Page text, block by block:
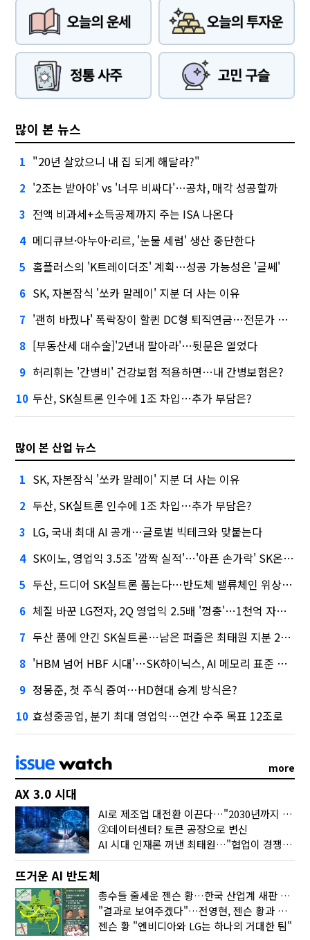
많이 본 뉴스
1 "20년 살았으니 내 집 되게 해달라?"
2 '2조는 받아야' vs '너무 비싸다'…공차, 매각 성공할까
3 전액 비과세+소득공제까지 주는 ISA 나온다
4 메디큐브·아누아·리르, '눈물 세럼' 생산 중단한다
5 홈플러스의 'K트레이더조' 계획…성공 가능성은 '글쎄'
6 SK, 자본잠식 '쏘카 말레이' 지분 더 사는 이유
7 '괜히 바꿨나' 폭락장이 할퀸 DC형 퇴직연금…전문가 조언은
8 [부동산세 대수술]'2년내 팔아라'…뒷문은 열었다
9 허리휘는 '간병비' 건강보험 적용하면…내 간병보험은?
10 두산, SK실트론 인수에 1조 차입…추가 부담은?
많이 본 산업 뉴스
1 SK, 자본잠식 '쏘카 말레이' 지분 더 사는 이유
2 두산, SK실트론 인수에 1조 차입…추가 부담은?
3 LG, 국내 최대 AI 공개…글로벌 빅테크와 맞붙는다
4 SK이노, 영업익 3.5조 '깜짝 실적'…'아픈 손가락' SK온의 반전
5 두산, 드디어 SK실트론 품는다…반도체 밸류체인 위상 강화
6 체질 바꾼 LG전자, 2Q 영업익 2.5배 '껑충'…1천억 자사주 태운다
7 두산 품에 안긴 SK실트론…남은 퍼즐은 최태원 지분 29.4%
8 'HBM 넘어 HBF 시대'…SK하이닉스, AI 메모리 표준 선점 나섰다
9 정몽준, 첫 주식 증여…HD현대 승계 방식은?
10 효성중공업, 분기 최대 영업익…연간 수주 목표 12조로
more
AX 3.0 시대
AI로 제조업 대전환 이끈다…"2030년까지 민관합동 20조 투자"
②데이터센터? 토큰 공장으로 변신
AI 시대 인재론 꺼낸 최태원…"협업이 경쟁력"
뜨거운 AI 반도체
총수들 줄세운 젠슨 황…한국 산업계 새판 짰다
"결과로 보여주겠다"…전영현, 젠슨 황과 HBM5 논의
젠슨 황 "엔비디아와 LG는 하나의 거대한 팀"